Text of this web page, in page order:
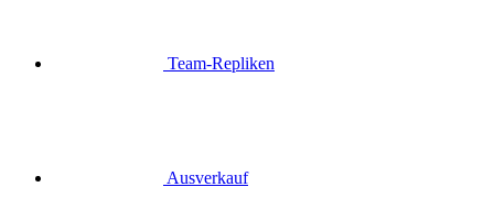
Team-Repliken
Ausverkauf